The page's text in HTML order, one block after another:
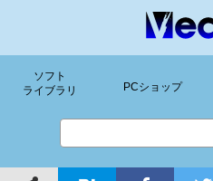
ソフト
ライブラリ
PCショップ